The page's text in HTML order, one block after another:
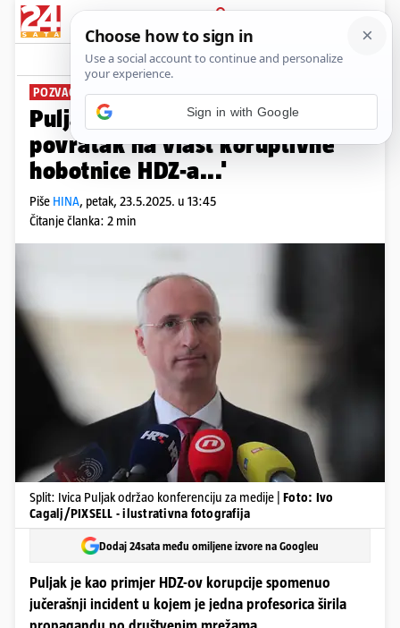
PRIJAVA
News Komentari
POZVAO GRAĐANE NA GLASANJE
Puljak: 'Moramo spriječiti
povratak na vlast koruptivne
hobotnice HDZ-a...'
Piše HINA, petak, 23.5.2025. u 13:45
Čitanje članka: 2 min
Split: Ivica Puljak održao konferenciju za medije | Foto: Ivo
Cagalj/PIXSELL - ilustrativna fotografija
Dodaj 24sata među omiljene izvore na Googleu
Puljak je kao primjer HDZ-ov korupcije spomenuo
jučerašnji incident u kojem je jedna profesorica širila